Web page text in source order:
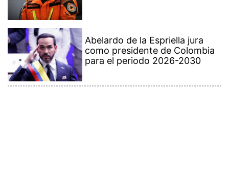
Abelardo de la Espriella jura
como presidente de Colombia
para el periodo 2026-2030